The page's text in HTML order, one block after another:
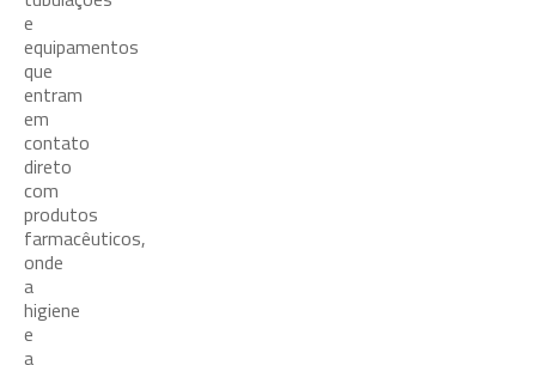
e
equipamentos
que
entram
em
contato
direto
com
produtos
farmacêuticos,
onde
a
higiene
e
a